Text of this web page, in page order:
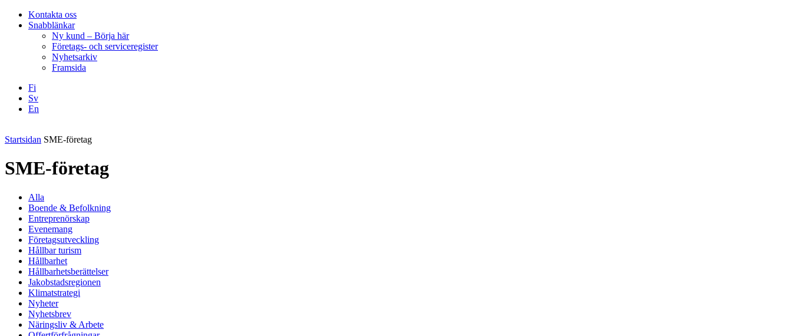
Kontakta oss
Snabblänkar
Ny kund – Börja här
Företags- och serviceregister
Nyhetsarkiv
Framsida
Fi
Sv
En
Startsidan SME-företag
SME-företag
Alla
Boende & Befolkning
Entreprenörskap
Evenemang
Företagsutveckling
Hållbar turism
Hållbarhet
Hållbarhetsberättelser
Jakobstadsregionen
Klimatstrategi
Nyheter
Nyhetsbrev
Näringsliv & Arbete